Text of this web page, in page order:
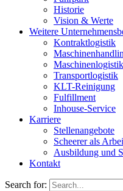
Historie
Vision & Werte
Weitere
Kontraktlogistik
Maschinenlogistik
Transportlogistik
KLT-Reinigung
Fulfillment
Inhouse-Service
Karriere
Stellenangebote
Scheerer als
Ausbildung und
Kontakt
Search for: